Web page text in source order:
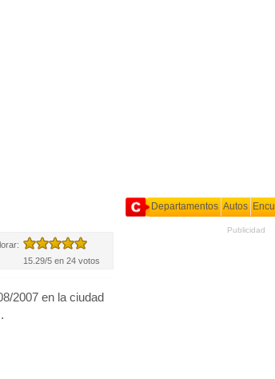
15.29/5 en 24 votos
2007 en la ciudad
Departamentos Autos
Publicidad